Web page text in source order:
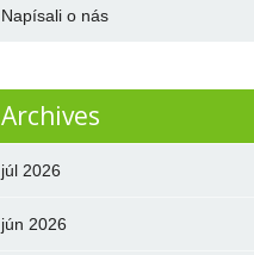
Napísali o nás
Archives
júl 2026
jún 2026